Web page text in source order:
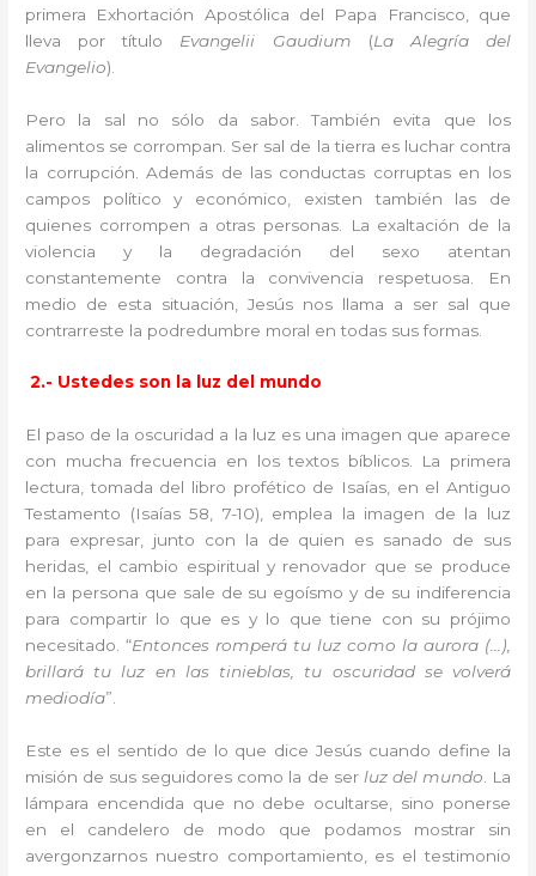
primera Exhortación Apostólica del Papa Francisco, que
lleva por título Evangelii Gaudium (La Alegría del
Evangelio).
Pero la sal no sólo da sabor. También evita que los
alimentos se corrompan. Ser sal de la tierra es luchar contra
la corrupción. Además de las conductas corruptas en los
campos político y económico, existen también las de
quienes corrompen a otras personas. La exaltación de la
violencia y la degradación del sexo atentan
constantemente contra la convivencia respetuosa. En
medio de esta situación, Jesús nos llama a ser sal que
contrarreste la podredumbre moral en todas sus formas.
2.- Ustedes son la luz del mundo
El paso de la oscuridad a la luz es una imagen que aparece
con mucha frecuencia en los textos bíblicos. La primera
lectura, tomada del libro profético de Isaías, en el Antiguo
Testamento (Isaías 58, 7-10), emplea la imagen de la luz
para expresar, junto con la de quien es sanado de sus
heridas, el cambio espiritual y renovador que se produce
en la persona que sale de su egoísmo y de su indiferencia
para compartir lo que es y lo que tiene con su prójimo
necesitado. “Entonces romperá tu luz como la aurora (…),
brillará tu luz en las tinieblas, tu oscuridad se volverá
mediodía”.
Este es el sentido de lo que dice Jesús cuando define la
misión de sus seguidores como la de ser luz del mundo . La
lámpara encendida que no debe ocultarse, sino ponerse
en el candelero de modo que podamos mostrar sin
avergonzarnos nuestro comportamiento, es el testimonio